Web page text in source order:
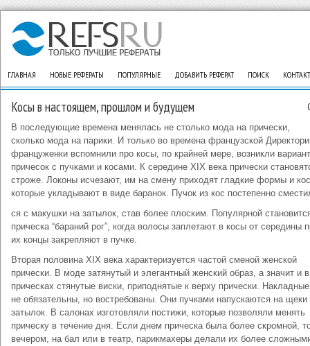
ГЛАВНАЯ НОВЫЕ РЕФЕРАТЫ ПОПУЛЯРНЫЕ ДОБАВИТЬ РЕФЕРАТ ПОИСК
Косы в настоящем, прошлом и будущем
В последующие времена менялась не столько мода на прически,
сколько мода на парики. И только во времена французской
француженки вспомнили про косы, по крайней мере, возникли
причесок с пучками и косами. К середине XIX века прически
строже. Локоны исчезают, им на смену приходят гладкие формы и
которые укладывают в виде баранок. Пучок из кос постепенно
ся с макушки на затылок, став более плоским. Популярной
прическа “бараний рог”, когда волосы заплетают в косы от середины
их концы закрепляют в пучке.
Вторая половина XIX века характеризуется частой сменой женской
прически. В моде затянутый и элегантный женский образ, а значит и в
прическах стянутые виски, приподнятые к верху прически.
не обязательны, но востребованы. Они пучками напускаются на щеки
затылок. В салонах изготовляли постижи, которые позволяли менять
прическу в течение дня. Если днем прическа была более скромной,
вечером, на бал или в театр, парикмахеры делали их более